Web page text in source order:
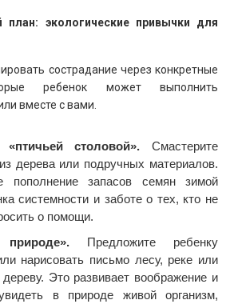
план: экологические привычки для
сострадание через конкретные
ребенок может выполнить
вместе с вами.
«птичьей столовой». Смастерите
дерева или подручных материалов.
пополнение запасов семян зимой
системности и заботе о тех, кто не
о помощи.
Предложите ребенку
нарисовать письмо лесу, реке или
Это развивает воображение и
в природе живой организм,